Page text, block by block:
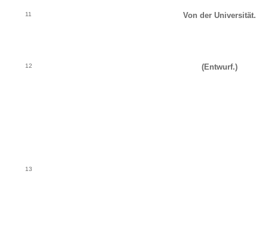
11 Von der Universität.
12 (Entwurf.)
13